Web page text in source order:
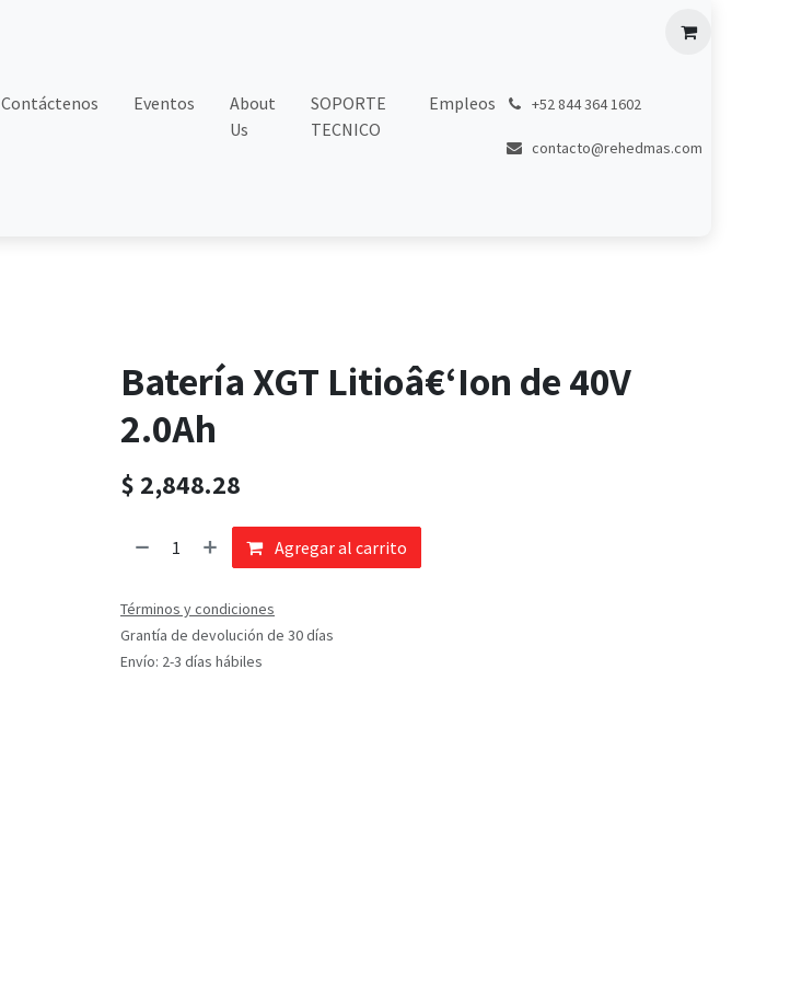
Contáctenos Eventos
About
Us
SOPORTE
TECNICO
Empleos +52 844 364 1602
contacto@rehedmas.com
Batería XGT Litioâ€‘Ion de 40V
2.0Ah
$ 2,848.28
Agregar al carrito
Términos y condiciones
Grantía de devolución de 30 días
Envío: 2-3 días hábiles